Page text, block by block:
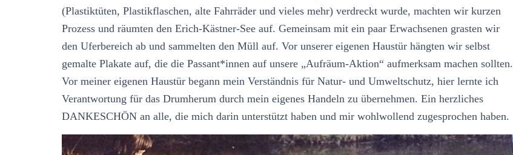
(Plastiktüten, Plastikflaschen, alte Fahrräder und vieles mehr) verdreckt wurde, machten wir kurzen
Prozess und räumten den Erich-Kästner-See auf. Gemeinsam mit ein paar Erwachsenen grasten wir
den Uferbereich ab und sammelten den Müll auf. Vor unserer eigenen Haustür hängten wir selbst
gemalte Plakate auf, die die Passant*innen auf unsere „Aufräum-Aktion“ aufmerksam machen sollten.
Vor meiner eigenen Haustür begann mein Verständnis für Natur- und Umweltschutz, hier lernte ich
Verantwortung für das Drumherum durch mein eigenes Handeln zu übernehmen. Ein herzliches
DANKESCHÖN an alle, die mich darin unterstützt haben und mir wohlwollend zugesprochen haben.